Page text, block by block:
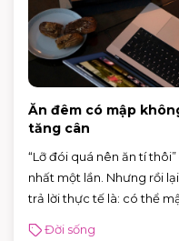
Ăn đêm có mập
tăng cân
“Lỡ đói quá nên ăn tí
nhất một lần. Nhưng rồi
trả lời thực tế là: có thể
Đời sống